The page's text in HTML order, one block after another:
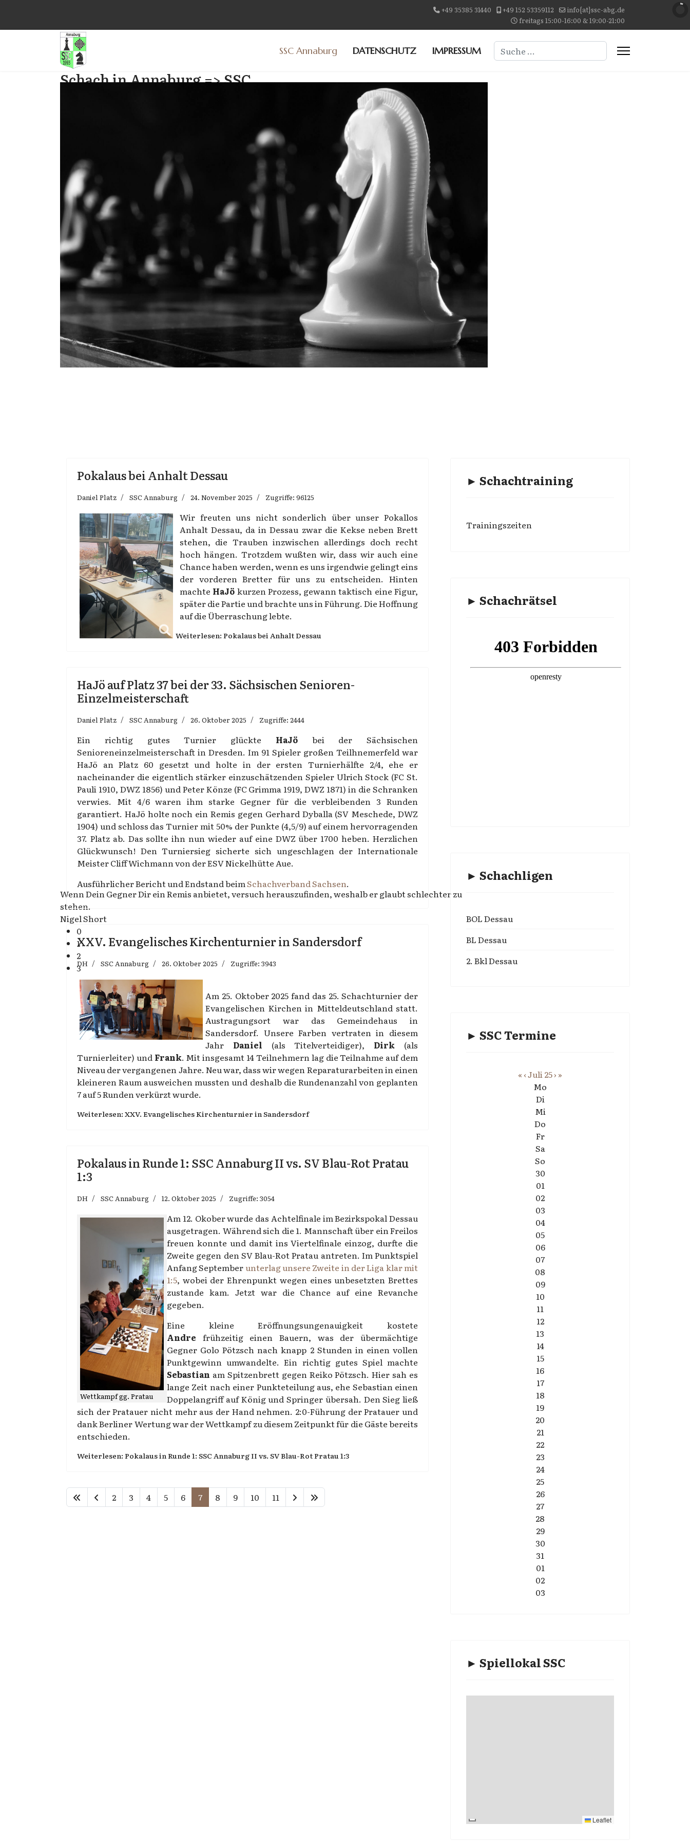
+49 35385 31440 +49 152 53359112
info{at}ssc-abg.de
freitags 15:00-16:00 & 19:00-21:00
SSC Annaburg DATENSCHUTZ IMPRESSUM Suchen
Schach in Annaburg => SSC
Wenn Dein Gegner Dir ein Remis anbietet, versuch herauszufinden, weshalb er glaubt schlechter zu
stehen.
Nigel Short
0
1
2
3
Pokalaus bei Anhalt Dessau
Daniel Platz SSC Annaburg 24. November 2025 Zugriffe: 96125
Wir freuten uns nicht sonderlich über unser Pokallos
Anhalt Dessau, da in Dessau zwar die Kekse neben Brett
stehen, die Trauben inzwischen allerdings doch recht
hoch hängen. Trotzdem wußten wir, dass wir auch eine
Chance haben werden, wenn es uns irgendwie gelingt eins
der vorderen Bretter für uns zu entscheiden. Hinten
machte HaJö kurzen Prozess, gewann taktisch eine Figur,
später die Partie und brachte uns in Führung. Die Hoffnung
auf die Überraschung lebte.
Weiterlesen: Pokalaus bei Anhalt Dessau
HaJö auf Platz 37 bei der 33. Sächsischen Senioren-
Einzelmeisterschaft
Daniel Platz SSC Annaburg 26. Oktober 2025 Zugriffe: 2444
Ein richtig gutes Turnier glückte HaJöbei der Sächsischen
Senioreneinzelmeisterschaft in Dresden. Im 91 Spieler großen Teilhnemerfeld war
HaJö an Platz 60 gesetzt und holte in der ersten Turnierhälfte 2/4, ehe er
nacheinander die eigentlich stärker einzuschätzenden Spieler Ulrich Stock (FC St.
Pauli 1910, DWZ 1856) und Peter Könze (FC Grimma 1919, DWZ 1871) in die Schranken
verwies. Mit 4/6 waren ihm starke Gegner für die verbleibenden 3 Runden
garantiert. HaJö holte noch ein Remis gegen Gerhard Dyballa (SV Meschede, DWZ
1904) und schloss das Turnier mit 50% der Punkte (4,5/9) auf einem hervorragenden
37. Platz ab. Das sollte ihn nun wieder auf eine DWZ über 1700 heben. Herzlichen
Glückwunsch! Den Turniersieg sicherte sich ungeschlagen der Internationale
Meister Cliff Wichmann von der ESV Nickelhütte Aue.
Ausführlicher Bericht und Endstand beimSchachverband Sachsen.
XXV. Evangelisches Kirchenturnier in Sandersdorf
DH SSC Annaburg 26. Oktober 2025 Zugriffe: 3943
Am 25. Oktober 2025 fand das 25. Schachturnier der
Evangelischen Kirchen in Mitteldeutschland statt.
Austragungsort war das Gemeindehaus in
Sandersdorf. Unsere Farben vertraten in diesem
Jahr Daniel (als Titelverteidiger), Dirk (als
Turnierleiter) und Frank. Mit insgesamt 14 Teilnehmern lag die Teilnahme auf dem
Niveau der vergangenen Jahre. Neu war, dass wir wegen Reparaturarbeiten in einen
kleineren Raum ausweichen mussten und deshalb die Rundenanzahl von geplanten
7 auf 5 Runden verkürzt wurde.
Weiterlesen: XXV. Evangelisches Kirchenturnier in Sandersdorf
Pokalaus in Runde 1: SSC Annaburg II vs. SV Blau-Rot Pratau
1:3
DH SSC Annaburg 12. Oktober 2025 Zugriffe: 3054
Wettkampf gg. Pratau
Am 12. Okober wurde das Achtelfinale im Bezirkspokal Dessau
ausgetragen. Während sich die 1. Mannschaft über ein Freilos
freuen konnte und damit ins Viertelfinale einzog, durfte die
Zweite gegen den SV Blau-Rot Pratau antreten. Im Punktspiel
Anfang September unterlag unsere Zweite in der Liga klar mit
1:5, wobei der Ehrenpunkt wegen eines unbesetzten Brettes
zustande kam. Jetzt war die Chance auf eine Revanche
gegeben.
Eine kleine Eröffnungsungenauigkeit kostete
Andre frühzeitig einen Bauern, was der übermächtige
Gegner Golo Pötzsch nach knapp 2 Stunden in einen vollen
Punktgewinn umwandelte. Ein richtig gutes Spiel machte
Sebastian am Spitzenbrett gegen Reiko Pötzsch. Hier sah es
lange Zeit nach einer Punkteteilung aus, ehe Sebastian einen
Doppelangriff auf König und Springer übersah. Den Sieg ließ
sich der Pratauer nicht mehr aus der Hand nehmen. 2:0-Führung der Pratauer und
dank Berliner Wertung war der Wettkampf zu diesem Zeitpunkt für die Gäste bereits
entschieden.
Weiterlesen: Pokalaus in Runde 1: SSC Annaburg II vs. SV Blau-Rot Pratau 1:3
2 3 4 5 6 7 8 9 10 11
► Schachtraining
Trainingszeiten
► Schachrätsel
► Schachligen
BOL Dessau
BL Dessau
2. Bkl Dessau
► SSC Termine
« ‹Juli 25› »
Mo
Di
Mi
Do
Fr
Sa
So
30
01
02
03
04
05
06
07
08
09
10
11
12
13
14
15
16
17
18
19
20
21
22
23
24
25
26
27
28
29
30
31
01
02
03
► Spiellokal SSC
Leaflet